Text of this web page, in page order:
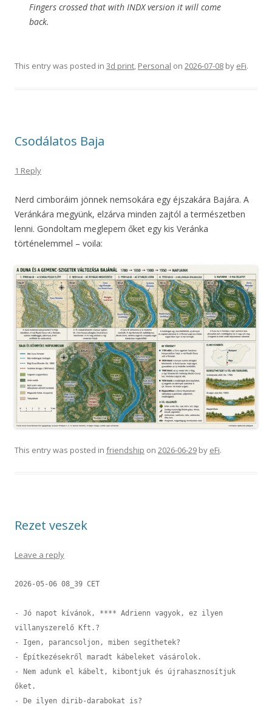
Fingers crossed that with INDX version it will come
back.
This entry was posted in 3d print, Personal on 2026-07-08 by eFi.
Csodálatos Baja
1 Reply
Nerd cimboráim jönnek nemsokára egy éjszakára Bajára. A
Veránkára megyünk, elzárva minden zajtól a természetben
lenni. Gondoltam meglepem őket egy kis Veránka
történelemmel – voila:
This entry was posted in friendship on 2026-06-29 by eFi.
Rezet veszek
Leave a reply
2026-05-06 08_39 CET
- Jó napot kívánok, **** Adrienn vagyok, ez ilyen
villanyszerelő Kft.?
- Igen, parancsoljon, miben segíthetek?
- Építkezésekről maradt kábeleket vásárolok.
- Nem adunk el kábelt, kibontjuk és újrahasznosítjuk
őket.
- De ilyen dirib-darabokat is?